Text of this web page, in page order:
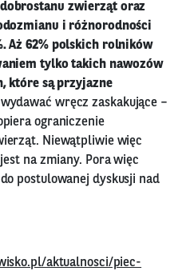
zwierząt oraz
i różnorodności
Aż 62% polskich rolników
tylko takich nawozów
które są przyjazne
wręcz zaskakujące –
ograniczenie
Niewątpliwie więc
na zmiany. Pora więc
postulowanej dyskusji nad
aktualnosci/piec-